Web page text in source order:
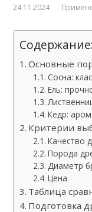
24.11.2024
Основные
Сосна:
Ель:
Кедр:
Критерии
Качество
Порода
Диаметр
Цена
Таблица
Подготовка